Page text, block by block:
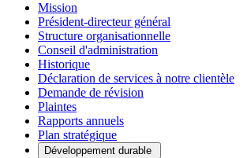
Mission
Président-directeur général
Structure organisationnelle
Conseil d'administration
Historique
Déclaration de services à notre clientèle
Demande de révision
Plaintes
Rapports annuels
Plan stratégique
Développement durable